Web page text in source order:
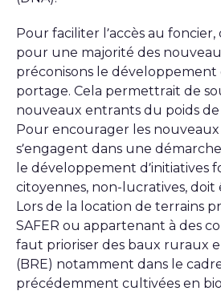
Pour faciliter l’accès au
pour une majorité des
préconisons le développement
portage. Cela permettrait de
nouveaux entrants du poids de
Pour encourager les nouveaux
s’engagent dans une
le développement d’initiatives
citoyennes, non-lucratives,
Lors de la location de terrains
SAFER ou appartenant à des
faut prioriser des baux ruraux
(BRE) notamment dans le
précédemment cultivées en